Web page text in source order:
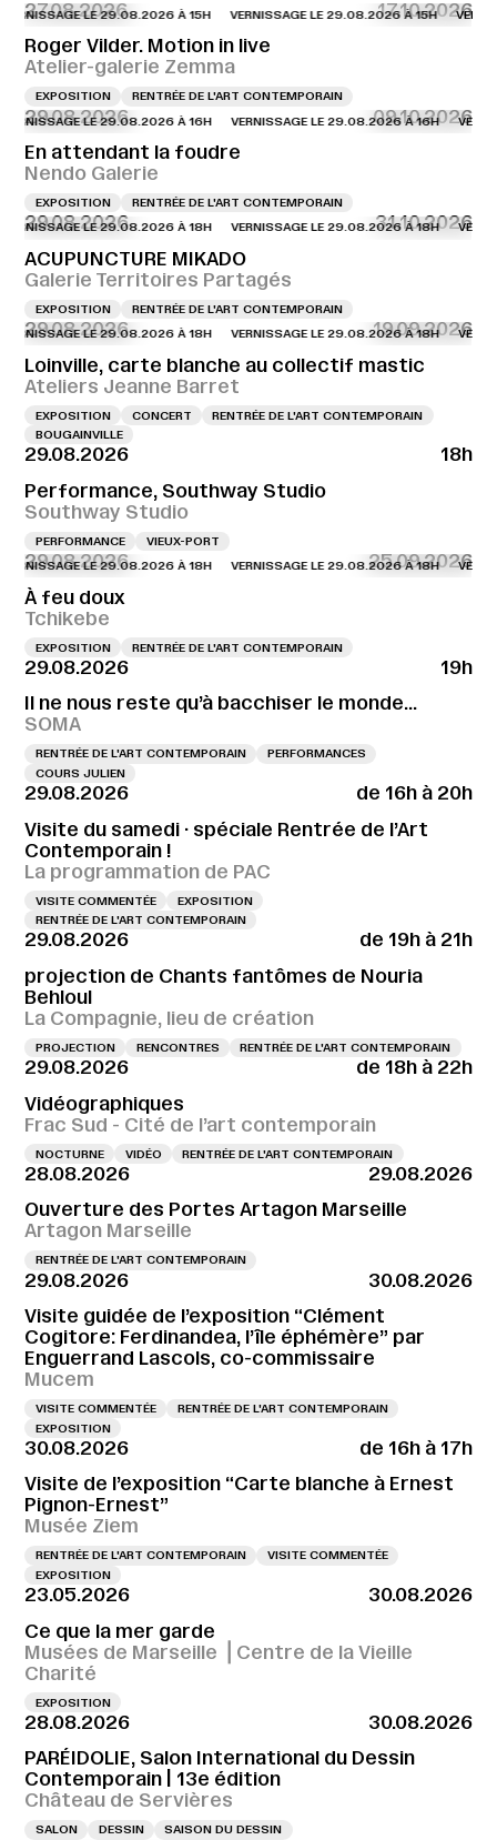
27.08.2026 17.10.2026
LE 29.08.2026 À 15H VERNISSAGE LE 29.08.2026 À 15H
Roger Vilder. Motion in live
Atelier-galerie Zemma
EXPOSITION RENTRÉE DE L'ART CONTEMPORAIN
29.08.2026 09.10.2026
LE 29.08.2026 À 16H VERNISSAGE LE 29.08.2026 À 16H
En attendant la foudre
Nendo Galerie
EXPOSITION RENTRÉE DE L'ART CONTEMPORAIN
29.08.2026 31.10.2026
LE 29.08.2026 À 18H VERNISSAGE LE 29.08.2026 À 18H
ACUPUNCTURE MIKADO
Galerie Territoires Partagés
EXPOSITION RENTRÉE DE L'ART CONTEMPORAIN
29.08.2026 19.09.2026
LE 29.08.2026 À 18H VERNISSAGE LE 29.08.2026 À 18H
Loinville, carte blanche au collectif mastic
Ateliers Jeanne Barret
EXPOSITION CONCERT
RENTRÉE DE L'ART CONTEMPORAIN
BOUGAINVILLE
29.08.2026
18h
Performance, Southway Studio
Southway Studio
PERFORMANCE VIEUX-PORT
29.08.2026 25.09.2026
LE 29.08.2026 À 18H VERNISSAGE LE 29.08.2026 À 18H
À feu doux
Tchikebe
EXPOSITION RENTRÉE DE L'ART CONTEMPORAIN
29.08.2026
19h
Il ne nous reste qu’à bacchiser le monde…
SOMA
RENTRÉE DE L'ART CONTEMPORAIN
PERFORMANCES
COURS JULIEN
29.08.2026
de 16h à 20h
Visite du samedi · spéciale Rentrée de l’Art
Contemporain !
La programmation de PAC
VISITE COMMENTÉE
EXPOSITION
RENTRÉE DE L'ART CONTEMPORAIN
29.08.2026
de 19h à 21h
projection de Chants fantômes de Nouria
Behloul
La Compagnie, lieu de création
PROJECTION RENCONTRES RENTRÉE DE L'ART CONTEMPORAIN
29.08.2026
de 18h à 22h
Vidéographiques
Frac Sud - Cité de l’art contemporain
NOCTURNE VIDÉO RENTRÉE DE L'ART CONTEMPORAIN
28.08.2026
29.08.2026
Ouverture des Portes Artagon Marseille
Artagon Marseille
RENTRÉE DE L'ART CONTEMPORAIN
29.08.2026
30.08.2026
Visite guidée de l’exposition “Clément
Cogitore: Ferdinandea, l’île éphémère” par
Enguerrand Lascols, co-commissaire
Mucem
VISITE COMMENTÉE
RENTRÉE DE L'ART CONTEMPORAIN
EXPOSITION
30.08.2026
de 16h à 17h
Visite de l’exposition “Carte blanche à Ernest
Pignon-Ernest”
Musée Ziem
RENTRÉE DE L'ART CONTEMPORAIN
VISITE COMMENTÉE
EXPOSITION
23.05.2026
30.08.2026
Ce que la mer garde
Musées de Marseille ⎪Centre de la Vieille
Charité
EXPOSITION
28.08.2026
30.08.2026
PARÉIDOLIE, Salon International du Dessin
Contemporain | 13e édition
Château de Servières
SALON DESSIN
SAISON DU DESSIN